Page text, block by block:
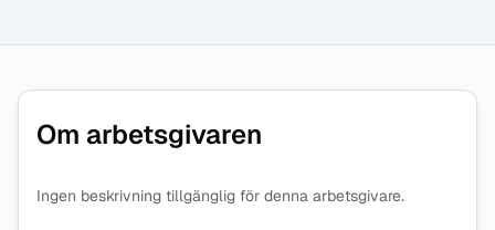
Om arbetsgivaren
Ingen beskrivning tillgänglig för denna arbetsgivare.